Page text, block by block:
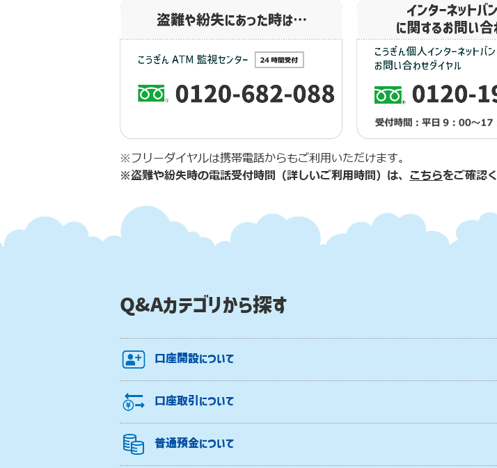
※フリーダイヤルは携帯電話からもご利用いただけます。
※盗難や紛失時の電話受付時間（詳しいご利用時間）は、 こちらをご確認
Q&Aカテゴリから探す
口座開設について
口座取引について
普通預金について